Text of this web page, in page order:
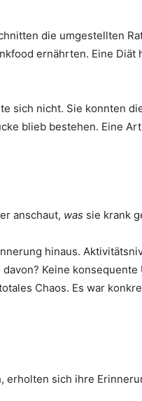
die umgestellten
ernährten. Eine Diät
sich nicht. Sie konnten
blieb bestehen. Eine
anschaut, was sie krank
hinaus.
Keine
Chaos. Es war
sich ihre